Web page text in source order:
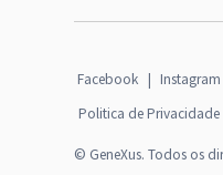
Facebook | Instagram
Politica de Privacidade
© GeneXus. Todos os